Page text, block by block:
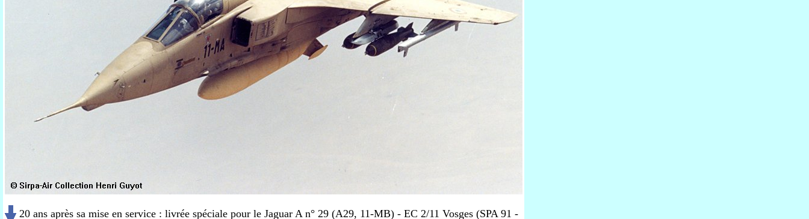
20 ans après sa mise en service : livrée spéciale pour le Jaguar A n° 29 (A29, 11-MB) - EC 2/11 Vosges (SPA 91 -